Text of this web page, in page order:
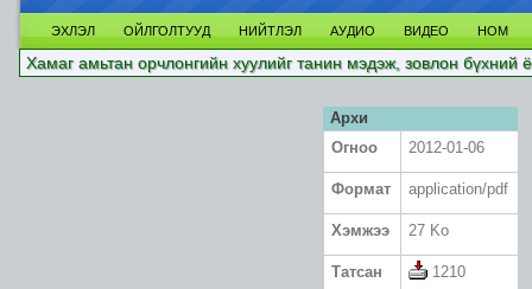
ЭХЛЭЛ ОЙЛГОЛТУУД НИЙТЛЭЛ АУДИО ВИДЕО НОМ
Хамаг амьтан орчлонгийн хуулийг танин мэдэж, зовлон бүхний
Архи
Огноо
2012-01-06
Формат application/pdf
Хэмжээ 27 Ko
Татсан 1210